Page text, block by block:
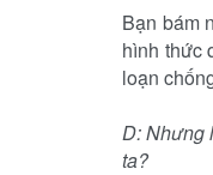
Bạn bám
hình thức
loạn
D: Nhưng
ta?